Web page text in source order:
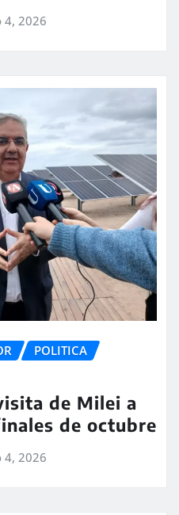
4, 2026
POLITICA
de Milei a
de octubre
4, 2026